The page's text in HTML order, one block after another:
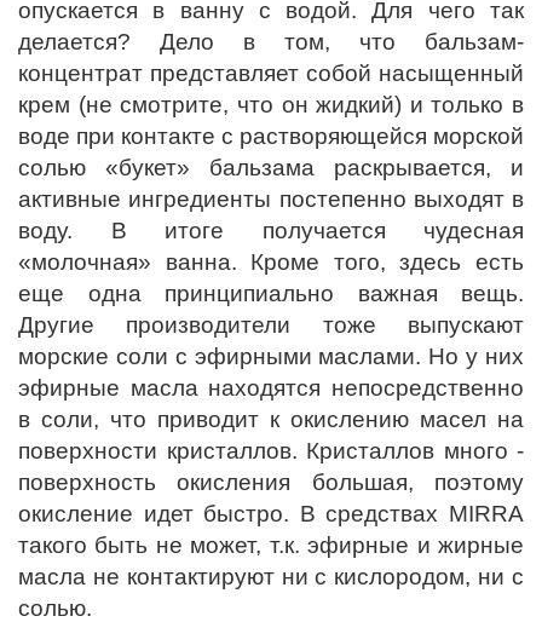
опускается в ванну с водой. Для чего так
делается? Дело в том, что бальзам-
концентрат представляет собой насыщенный
крем (не смотрите, что он жидкий) и только в
воде при контакте с растворяющейся морской
солью «букет» бальзама раскрывается, и
активные ингредиенты постепенно выходят в
воду. В итоге получается чудесная
«молочная» ванна. Кроме того, здесь есть
еще одна принципиально важная вещь.
Другие производители тоже выпускают
морские соли с эфирными маслами. Но у них
эфирные масла находятся непосредственно
в соли, что приводит к окислению масел на
поверхности кристаллов. Кристаллов много -
поверхность окисления большая, поэтому
окисление идет быстро. В средствах MIRRA
такого быть не может, т.к. эфирные и жирные
масла не контактируют ни с кислородом, ни с
солью.